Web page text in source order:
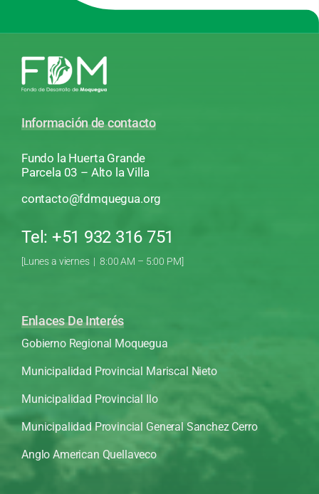
Información de contacto
Fundo la Huerta Grande
Parcela 03 – Alto la Villa
contacto@fdmquegua.org
Tel: +51 932 316 751
[Lunes a viernes | 8:00 AM – 5:00 PM]
Enlaces De Interés
Gobierno Regional Moquegua
Municipalidad Provincial Mariscal Nieto
Municipalidad Provincial Ilo
Municipalidad Provincial General Sanchez Cerro
Anglo American Quellaveco